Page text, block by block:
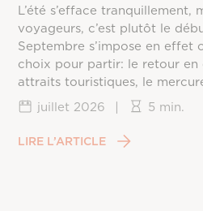
L’été s’efface tranquillement,
voyageurs, c’est plutôt le
Septembre s’impose en effet
choix pour partir: le retour en
attraits touristiques, le
peu partout sur la planète, et
une fois la frénésie estivale
bonne destination, puisque
vit ce mois différemment,
juillet 2026 | 5 min.
LIRE L’ARTICLE